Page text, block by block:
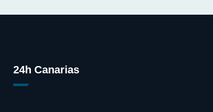
24h Canarias